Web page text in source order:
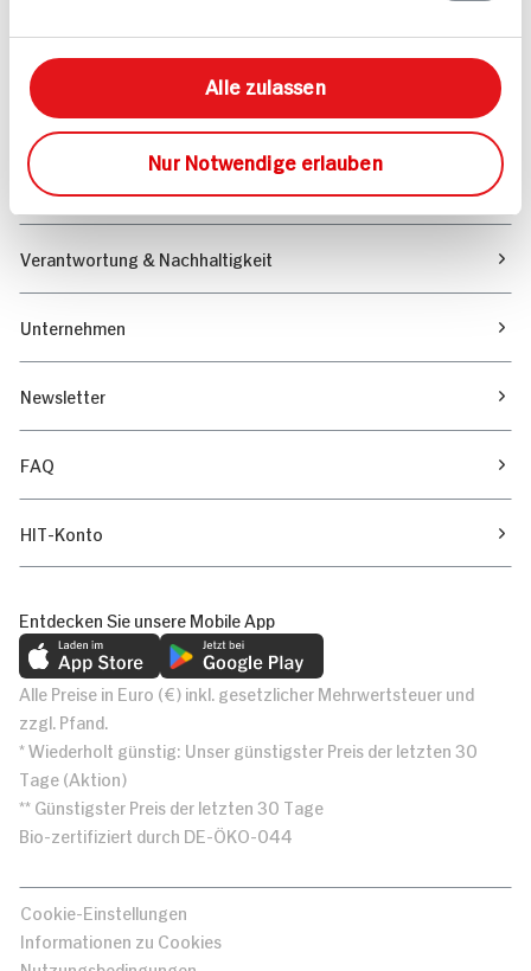
Alle zulassen
Nur Notwendige erlauben
Marktfinder
Unser Magazin
Verantwortung & Nachhaltigkeit
Unternehmen
Newsletter
FAQ
HIT-Konto
Entdecken Sie unsere Mobile App
Alle Preise in Euro (€) inkl. gesetzlicher Mehrwertsteuer und
zzgl. Pfand.
* Wiederholt günstig: Unser günstigster Preis der letzten 30
Tage (Aktion)
** Günstigster Preis der letzten 30 Tage
Bio-zertifiziert durch DE-ÖKO-044
Cookie-Einstellungen
Informationen zu Cookies